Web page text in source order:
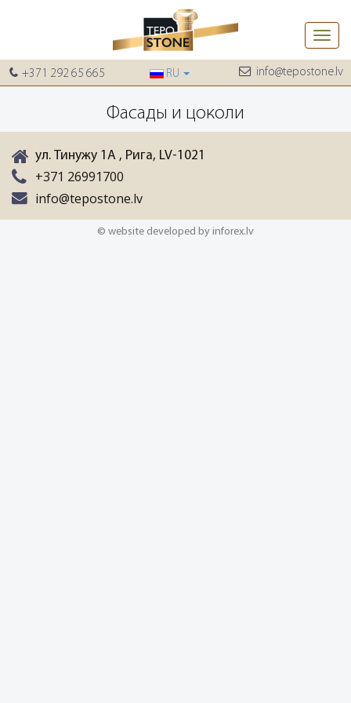
+371 292 65 665 RU info@tepostone.lv
Toggle
Фасады и цоколи
ул. Тинужу 1A , Рига, LV-1021
+371 26991700
info@tepostone.lv
© website developed by inforex.lv